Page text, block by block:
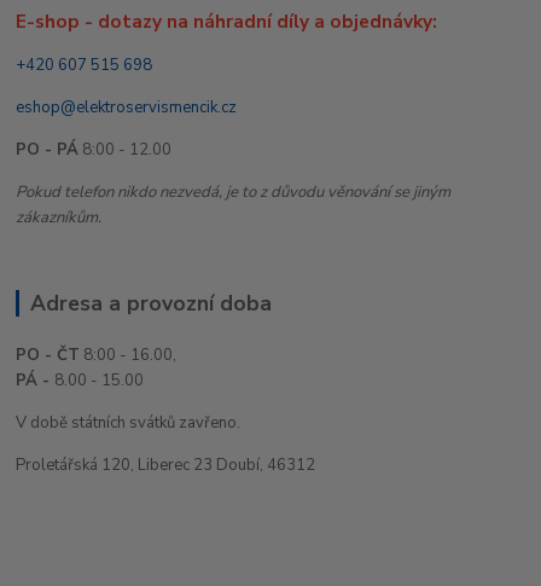
E-shop - dotazy na náhradní díly a objednávky:
+420 607 515 698
eshop@elektroservismencik.cz
PO - PÁ 8:00 - 12.00
Pokud telefon nikdo nezvedá, je to z důvodu věnování se jiným
zákazníkům.
Adresa a provozní doba
PO - ČT 8:00 - 16.00,
PÁ - 8.00 - 15.00
V době státních svátků zavřeno.
Proletářská 120, Liberec 23 Doubí, 46312